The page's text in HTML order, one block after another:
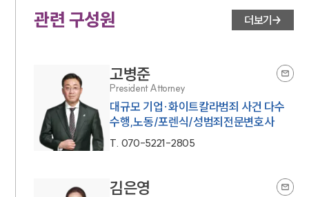
관련 구성원 더보기
고병준
President Attorney
대규모 기업·화이트칼라범죄 사건 다수
수행,노동/포렌식/성범죄전문변호사
T. 070-5221-2805
김은영